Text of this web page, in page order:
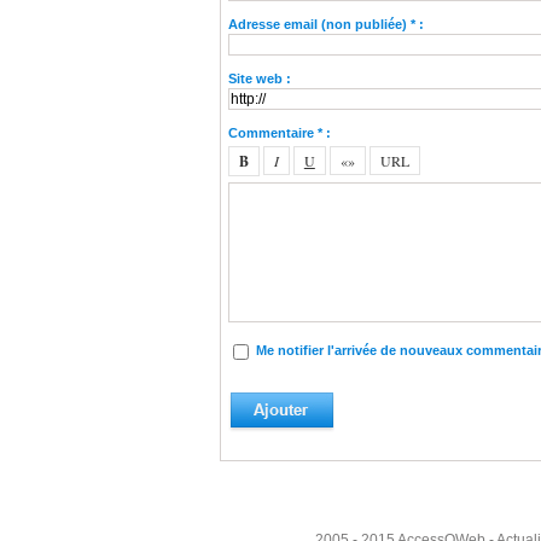
Adresse email (non publiée) * :
Site web :
Commentaire * :
Me notifier l'arrivée de nouveaux